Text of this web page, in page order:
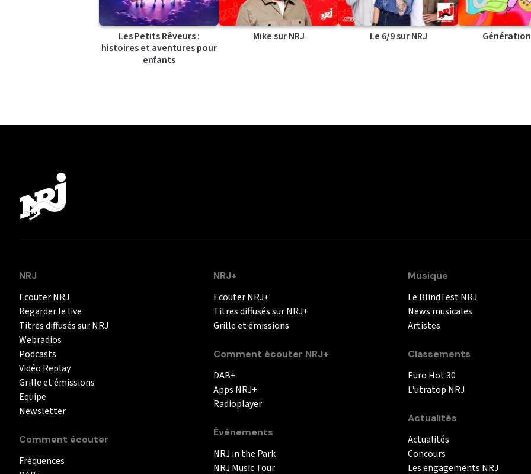
Les Petits Rêveurs :
histoires et aventures pour
enfants
Mike sur NRJ Le 6/9 sur NRJ Génération
NRJ
Ecouter NRJ
Regarder le live
Titres diffusés sur NRJ
Webradios
Podcasts
Vidéo Replay
Grille et émissions
Equipe
Newsletter
Comment écouter
Fréquences
NRJ+
Ecouter NRJ+
Titres diffusés sur NRJ+
Grille et émissions
Comment écouter NRJ+
DAB+
Apps NRJ+
Radioplayer
Événements
NRJ in the Park
NRJ Music Tour
Musique
Le BlindTest NRJ
News musicales
Artistes
Classements
Euro Hot 30
L'utratop NRJ
Actualités
Actualités
Concours
Les engagements NRJ